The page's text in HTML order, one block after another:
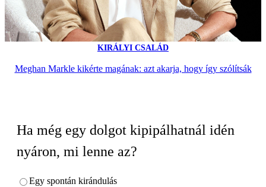
KIRÁLYI CSALÁD
Meghan Markle kikérte magának: azt akarja, hogy így szólítsák
Ha még egy dolgot kipipálhatnál idén
nyáron, mi lenne az?
Egy spontán kirándulás